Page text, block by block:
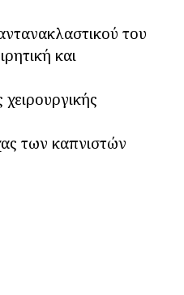
του
και
των καπνιστών